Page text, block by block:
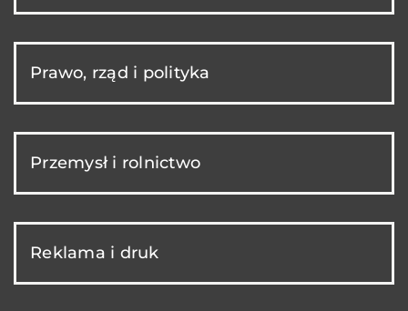
Prawo, rząd i polityka
Przemysł i rolnictwo
Reklama i druk